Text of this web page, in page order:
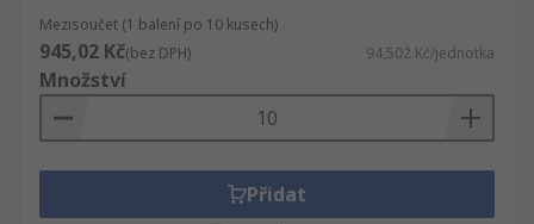
Mezisoučet (1 balení po 10 kusech)
945,02 Kč(bez DPH) 94,502 Kč/jednotka
Množství
Přidat